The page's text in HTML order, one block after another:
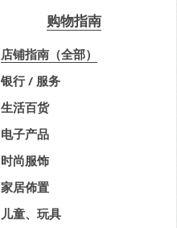
购物指南
店铺指南（全部）
银行 / 服务
生活百货
电子产品
时尚服饰
家居佈置
儿童、玩具